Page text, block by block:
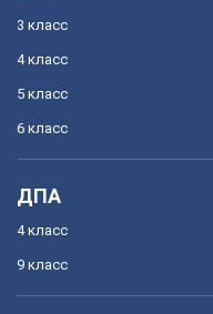
3 класс
4 класс
5 класс
6 класс
ДПА
4 класс
9 класс